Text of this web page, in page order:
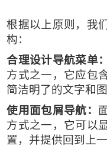
根据以上原则，我
构：
合理设计导航菜单：
方式之一，它应包
简洁明了的文字和
使用面包屑导航：
方式之一，它可以
置，并提供回到上